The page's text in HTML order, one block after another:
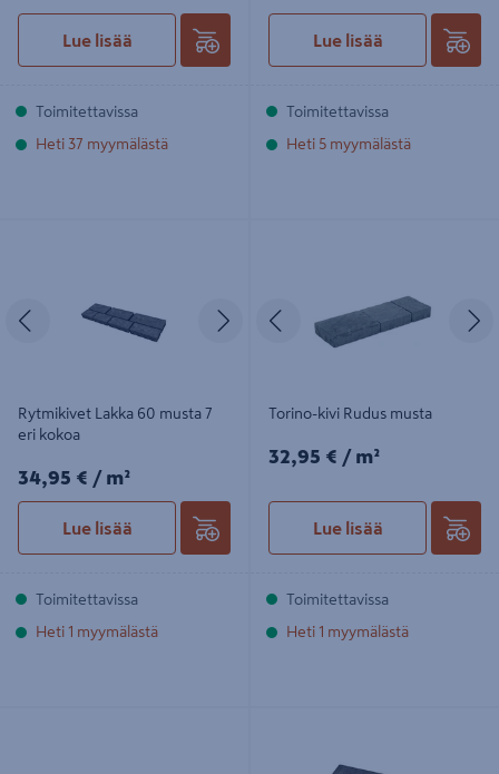
Lue lisää
Toimitettavissa
Heti 37 myymälästä
Lue lisää
Toimitettavissa
Heti 5 myymälästä
Edellinen Seuraava
Rytmikivet Lakka 60 musta 7
eri kokoa
34,95€/m²
34,95 € / m²
Lue lisää
Toimitettavissa
Heti 1 myymälästä
Edellinen
Torino-kivi Rudus musta
32,95€/m²
32,95 € / m²
Lue lisää
Toimitettavissa
Heti 1 myymälästä